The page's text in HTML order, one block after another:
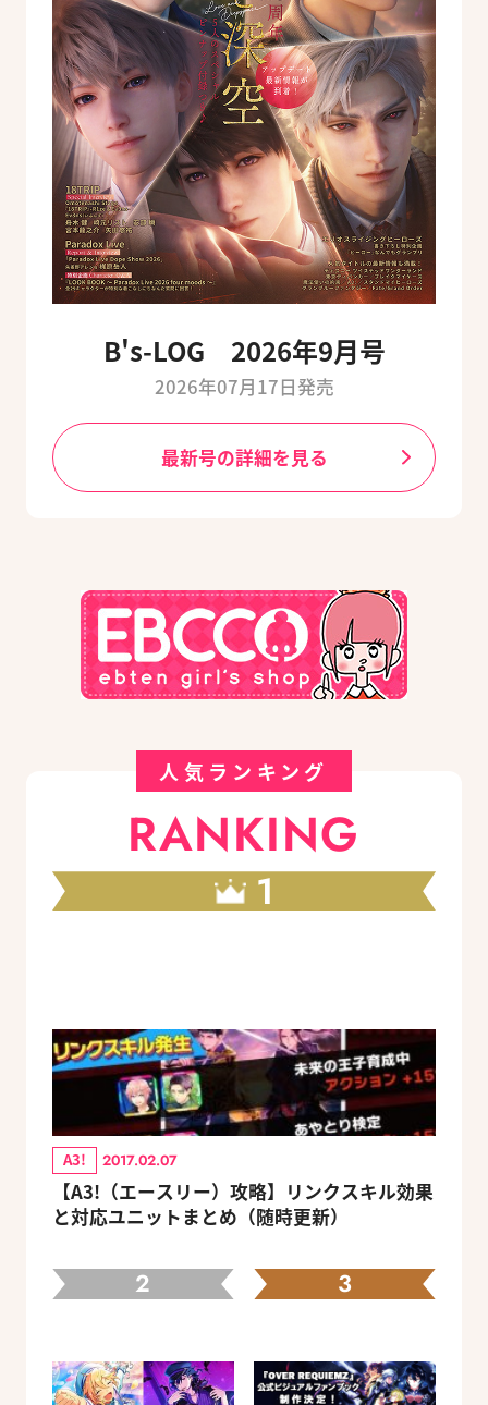
B's-LOG 2026年9月号
2026年07月17日発売
最新号の詳細を見る
人気ランキング
RANKING
1
A3! 2017.02.07
【A3!（エースリー）攻略】リンクスキル効果
と対応ユニットまとめ（随時更新）
2 3